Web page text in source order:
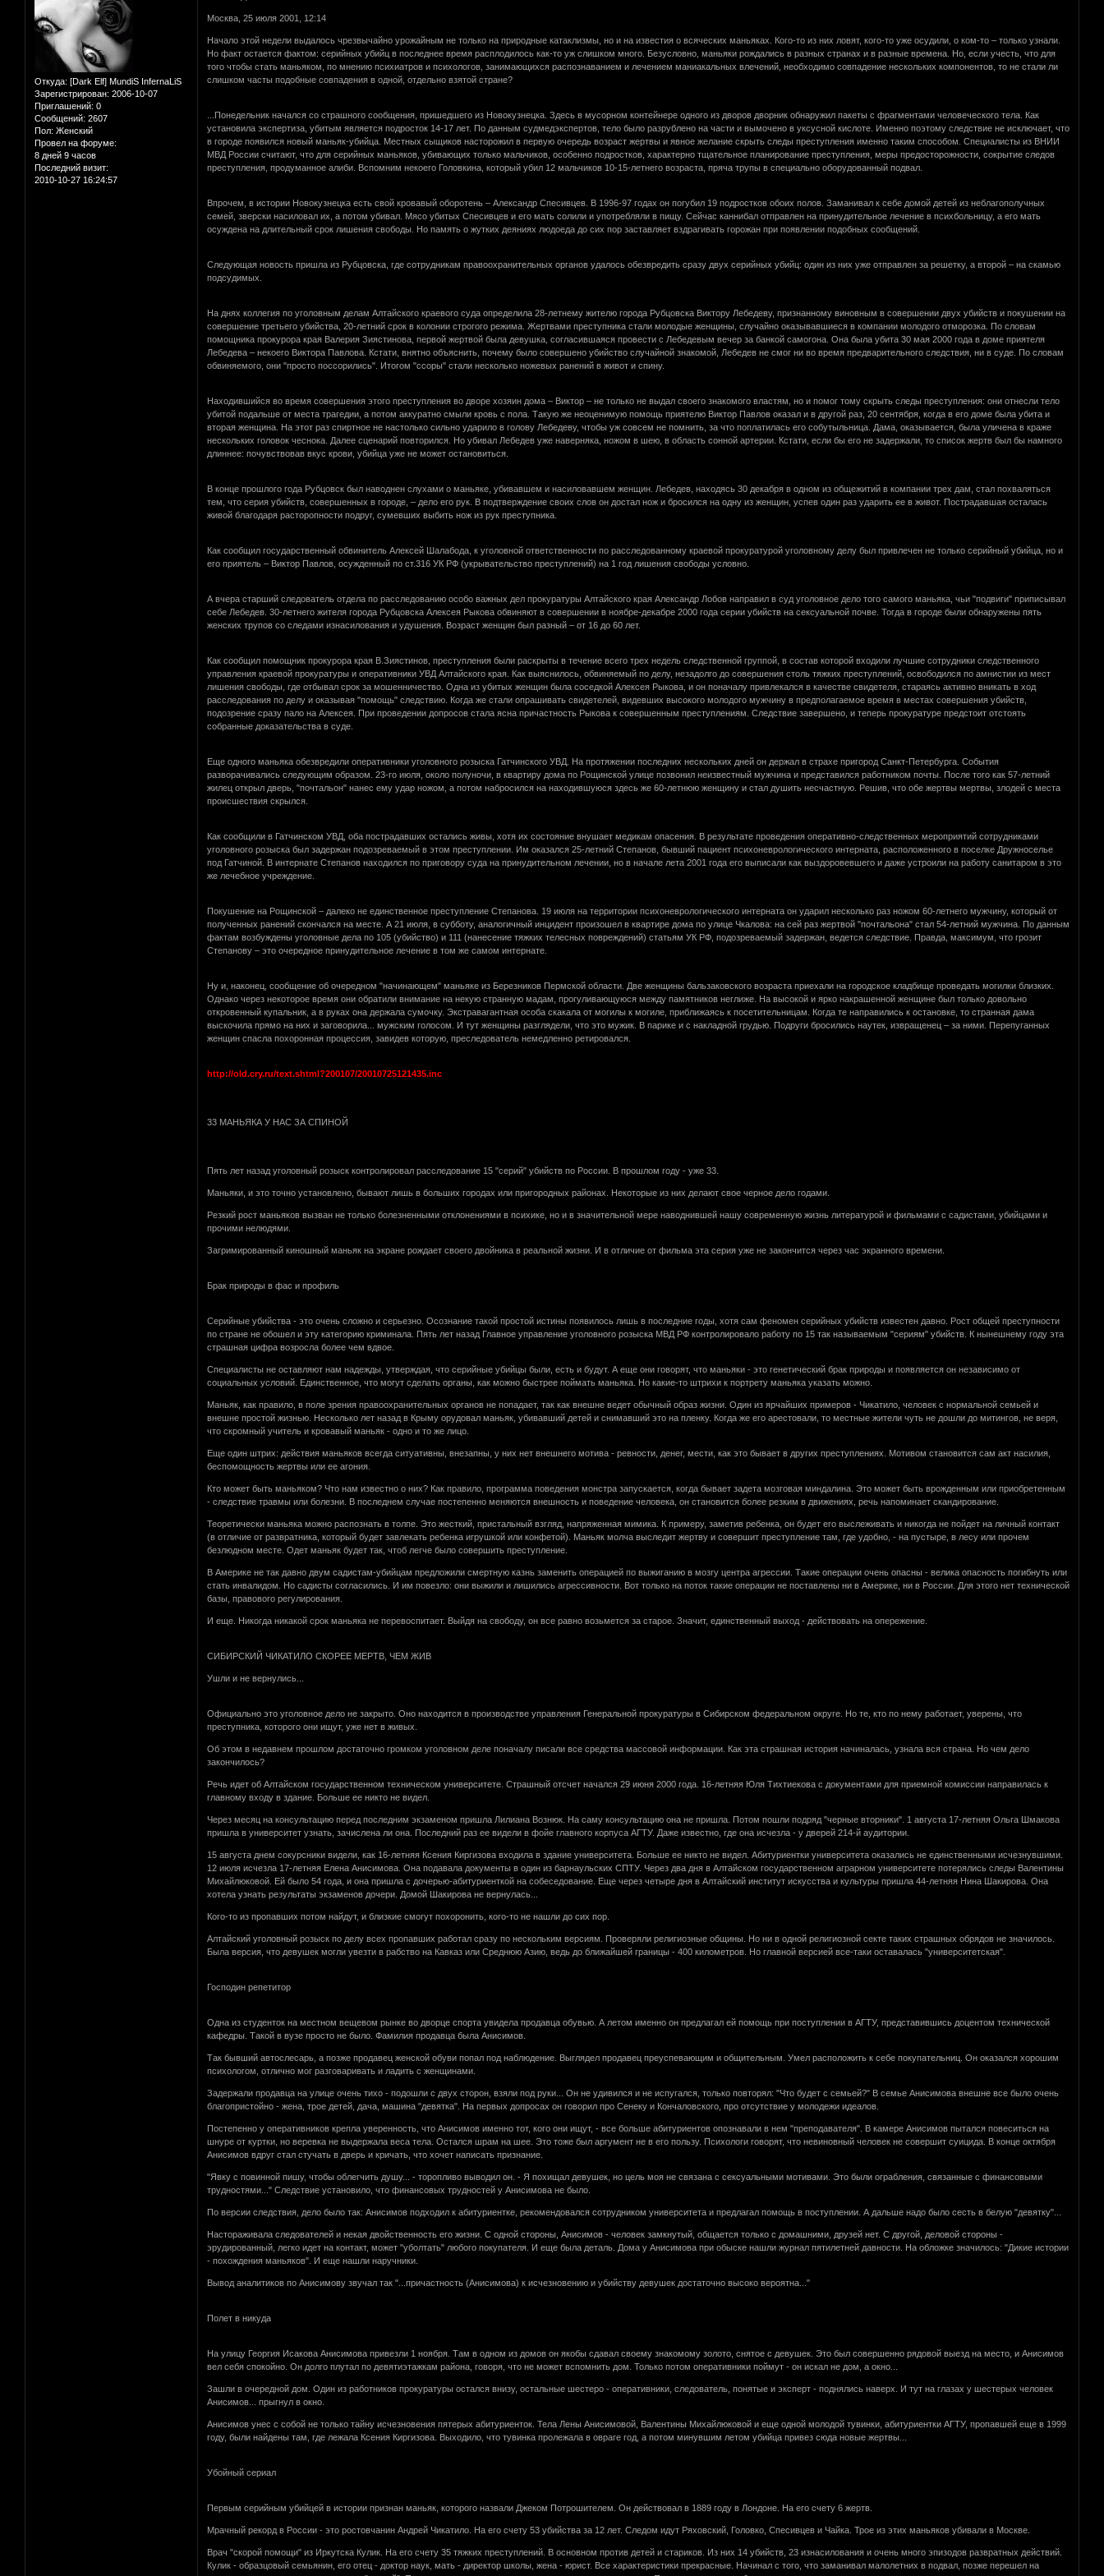
Откуда: [Dark Elf] MundiS InfernaLiS
Зарегистрирован: 2006-10-07
Приглашений: 0
Сообщений: 2607
Пол: Женский
Провел на форуме:
8 дней 9 часов
Последний визит:
2010-10-27 16:24:57
Москва, 25 июля 2001, 12:14
Начало этой недели выдалось чрезвычайно урожайным не только на природные катаклизмы, но и на известия о всяческих маньяках. Кого-то из них ловят, кого-то уже осудили, о ком-то – только узнали.
Но факт остается фактом: серийных убийц в последнее время расплодилось как-то уж слишком много. Безусловно, маньяки рождались в разных странах и в разные времена. Но, если учесть, что для
того чтобы стать маньяком, по мнению психиатров и психологов, занимающихся распознаванием и лечением маниакальных влечений, необходимо совпадение нескольких компонентов, то не стали ли
слишком часты подобные совпадения в одной, отдельно взятой стране?
...Понедельник начался со страшного сообщения, пришедшего из Новокузнецка. Здесь в мусорном контейнере одного из дворов дворник обнаружил пакеты с фрагментами человеческого тела. Как
установила экспертиза, убитым является подросток 14-17 лет. По данным судмедэкспертов, тело было разрублено на части и вымочено в уксусной кислоте. Именно поэтому следствие не исключает, что
в городе появился новый маньяк-убийца. Местных сыщиков насторожил в первую очередь возраст жертвы и явное желание скрыть следы преступления именно таким способом. Специалисты из ВНИИ
МВД России считают, что для серийных маньяков, убивающих только мальчиков, особенно подростков, характерно тщательное планирование преступления, меры предосторожности, сокрытие следов
преступления, продуманное алиби. Вспомним некоего Головкина, который убил 12 мальчиков 10-15-летнего возраста, пряча трупы в специально оборудованный подвал.
Впрочем, в истории Новокузнецка есть свой кровавый оборотень – Александр Спесивцев. В 1996-97 годах он погубил 19 подростков обоих полов. Заманивал к себе домой детей из неблагополучных
семей, зверски насиловал их, а потом убивал. Мясо убитых Спесивцев и его мать солили и употребляли в пищу. Сейчас каннибал отправлен на принудительное лечение в психбольницу, а его мать
осуждена на длительный срок лишения свободы. Но память о жутких деяниях людоеда до сих пор заставляет вздрагивать горожан при появлении подобных сообщений.
Следующая новость пришла из Рубцовска, где сотрудникам правоохранительных органов удалось обезвредить сразу двух серийных убийц: один из них уже отправлен за решетку, а второй – на скамью
подсудимых.
На днях коллегия по уголовным делам Алтайского краевого суда определила 28-летнему жителю города Рубцовска Виктору Лебедеву, признанному виновным в совершении двух убийств и покушении на
совершение третьего убийства, 20-летний срок в колонии строгого режима. Жертвами преступника стали молодые женщины, случайно оказывавшиеся в компании молодого отморозка. По словам
помощника прокурора края Валерия Зиястинова, первой жертвой была девушка, согласившаяся провести с Лебедевым вечер за банкой самогона. Она была убита 30 мая 2000 года в доме приятеля
Лебедева – некоего Виктора Павлова. Кстати, внятно объяснить, почему было совершено убийство случайной знакомой, Лебедев не смог ни во время предварительного следствия, ни в суде. По словам
обвиняемого, они "просто поссорились". Итогом "ссоры" стали несколько ножевых ранений в живот и спину.
Находившийся во время совершения этого преступления во дворе хозяин дома – Виктор – не только не выдал своего знакомого властям, но и помог тому скрыть следы преступления: они отнесли тело
убитой подальше от места трагедии, а потом аккуратно смыли кровь с пола. Такую же неоценимую помощь приятелю Виктор Павлов оказал и в другой раз, 20 сентября, когда в его доме была убита и
вторая женщина. На этот раз спиртное не настолько сильно ударило в голову Лебедеву, чтобы уж совсем не помнить, за что поплатилась его собутыльница. Дама, оказывается, была уличена в краже
нескольких головок чеснока. Далее сценарий повторился. Но убивал Лебедев уже наверняка, ножом в шею, в область сонной артерии. Кстати, если бы его не задержали, то список жертв был бы намного
длиннее: почувствовав вкус крови, убийца уже не может остановиться.
В конце прошлого года Рубцовск был наводнен слухами о маньяке, убивавшем и насиловавшем женщин. Лебедев, находясь 30 декабря в одном из общежитий в компании трех дам, стал похваляться
тем, что серия убийств, совершенных в городе, – дело его рук. В подтверждение своих слов он достал нож и бросился на одну из женщин, успев один раз ударить ее в живот. Пострадавшая осталась
живой благодаря расторопности подруг, сумевших выбить нож из рук преступника.
Как сообщил государственный обвинитель Алексей Шалабода, к уголовной ответственности по расследованному краевой прокуратурой уголовному делу был привлечен не только серийный убийца, но и
его приятель – Виктор Павлов, осужденный по ст.316 УК РФ (укрывательство преступлений) на 1 год лишения свободы условно.
А вчера старший следователь отдела по расследованию особо важных дел прокуратуры Алтайского края Александр Лобов направил в суд уголовное дело того самого маньяка, чьи "подвиги" приписывал
себе Лебедев. 30-летнего жителя города Рубцовска Алексея Рыкова обвиняют в совершении в ноябре-декабре 2000 года серии убийств на сексуальной почве. Тогда в городе были обнаружены пять
женских трупов со следами изнасилования и удушения. Возраст женщин был разный – от 16 до 60 лет.
Как сообщил помощник прокурора края В.Зиястинов, преступления были раскрыты в течение всего трех недель следственной группой, в состав которой входили лучшие сотрудники следственного
управления краевой прокуратуры и оперативники УВД Алтайского края. Как выяснилось, обвиняемый по делу, незадолго до совершения столь тяжких преступлений, освободился по амнистии из мест
лишения свободы, где отбывал срок за мошенничество. Одна из убитых женщин была соседкой Алексея Рыкова, и он поначалу привлекался в качестве свидетеля, стараясь активно вникать в ход
расследования по делу и оказывая "помощь" следствию. Когда же стали опрашивать свидетелей, видевших высокого молодого мужчину в предполагаемое время в местах совершения убийств,
подозрение сразу пало на Алексея. При проведении допросов стала ясна причастность Рыкова к совершенным преступлениям. Следствие завершено, и теперь прокуратуре предстоит отстоять
собранные доказательства в суде.
Еще одного маньяка обезвредили оперативники уголовного розыска Гатчинского УВД. На протяжении последних нескольких дней он держал в страхе пригород Санкт-Петербурга. События
разворачивались следующим образом. 23-го июля, около полуночи, в квартиру дома по Рощинской улице позвонил неизвестный мужчина и представился работником почты. После того как 57-летний
жилец открыл дверь, "почтальон" нанес ему удар ножом, а потом набросился на находившуюся здесь же 60-летнюю женщину и стал душить несчастную. Решив, что обе жертвы мертвы, злодей с места
происшествия скрылся.
Как сообщили в Гатчинском УВД, оба пострадавших остались живы, хотя их состояние внушает медикам опасения. В результате проведения оперативно-следственных мероприятий сотрудниками
уголовного розыска был задержан подозреваемый в этом преступлении. Им оказался 25-летний Степанов, бывший пациент психоневрологического интерната, расположенного в поселке Дружноселье
под Гатчиной. В интернате Степанов находился по приговору суда на принудительном лечении, но в начале лета 2001 года его выписали как выздоровевшего и даже устроили на работу санитаром в это
же лечебное учреждение.
Покушение на Рощинской – далеко не единственное преступление Степанова. 19 июля на территории психоневрологического интерната он ударил несколько раз ножом 60-летнего мужчину, который от
полученных ранений скончался на месте. А 21 июля, в субботу, аналогичный инцидент произошел в квартире дома по улице Чкалова: на сей раз жертвой "почтальона" стал 54-летний мужчина. По данным
фактам возбуждены уголовные дела по 105 (убийство) и 111 (нанесение тяжких телесных повреждений) статьям УК РФ, подозреваемый задержан, ведется следствие. Правда, максимум, что грозит
Степанову – это очередное принудительное лечение в том же самом интернате.
Ну и, наконец, сообщение об очередном "начинающем" маньяке из Березников Пермской области. Две женщины бальзаковского возраста приехали на городское кладбище проведать могилки близких.
Однако через некоторое время они обратили внимание на некую странную мадам, прогуливающуюся между памятников неглиже. На высокой и ярко накрашенной женщине был только довольно
откровенный купальник, а в руках она держала сумочку. Экстравагантная особа скакала от могилы к могиле, приближаясь к посетительницам. Когда те направились к остановке, то странная дама
выскочила прямо на них и заговорила... мужским голосом. И тут женщины разглядели, что это мужик. В парике и с накладной грудью. Подруги бросились наутек, извращенец – за ними. Перепуганных
женщин спасла похоронная процессия, завидев которую, преследователь немедленно ретировался.
http://old.cry.ru/text.shtml?200107/20010725121435.inc
33 МАНЬЯКА У НАС ЗА СПИНОЙ
Пять лет назад уголовный розыск контролировал расследование 15 "серий" убийств по России. В прошлом году - уже 33.
Маньяки, и это точно установлено, бывают лишь в больших городах или пригородных районах. Некоторые из них делают свое черное дело годами.
Резкий рост маньяков вызван не только болезненными отклонениями в психике, но и в значительной мере наводнившей нашу современную жизнь литературой и фильмами с садистами, убийцами и
прочими нелюдями.
Загримированный киношный маньяк на экране рождает своего двойника в реальной жизни. И в отличие от фильма эта серия уже не закончится через час экранного времени.
Брак природы в фас и профиль
Серийные убийства - это очень сложно и серьезно. Осознание такой простой истины появилось лишь в последние годы, хотя сам феномен серийных убийств известен давно. Рост общей преступности
по стране не обошел и эту категорию криминала. Пять лет назад Главное управление уголовного розыска МВД РФ контролировало работу по 15 так называемым "сериям" убийств. К нынешнему году эта
страшная цифра возросла более чем вдвое.
Специалисты не оставляют нам надежды, утверждая, что серийные убийцы были, есть и будут. А еще они говорят, что маньяки - это генетический брак природы и появляется он независимо от
социальных условий. Единственное, что могут сделать органы, как можно быстрее поймать маньяка. Но какие-то штрихи к портрету маньяка указать можно.
Маньяк, как правило, в поле зрения правоохранительных органов не попадает, так как внешне ведет обычный образ жизни. Один из ярчайших примеров - Чикатило, человек с нормальной семьей и
внешне простой жизнью. Несколько лет назад в Крыму орудовал маньяк, убивавший детей и снимавший это на пленку. Когда же его арестовали, то местные жители чуть не дошли до митингов, не веря,
что скромный учитель и кровавый маньяк - одно и то же лицо.
Еще один штрих: действия маньяков всегда ситуативны, внезапны, у них нет внешнего мотива - ревности, денег, мести, как это бывает в других преступлениях. Мотивом становится сам акт насилия,
беспомощность жертвы или ее агония.
Кто может быть маньяком? Что нам известно о них? Как правило, программа поведения монстра запускается, когда бывает задета мозговая миндалина. Это может быть врожденным или приобретенным
- следствие травмы или болезни. В последнем случае постепенно меняются внешность и поведение человека, он становится более резким в движениях, речь напоминает скандирование.
Теоретически маньяка можно распознать в толпе. Это жесткий, пристальный взгляд, напряженная мимика. К примеру, заметив ребенка, он будет его выслеживать и никогда не пойдет на личный контакт
(в отличие от развратника, который будет завлекать ребенка игрушкой или конфетой). Маньяк молча выследит жертву и совершит преступление там, где удобно, - на пустыре, в лесу или прочем
безлюдном месте. Одет маньяк будет так, чтоб легче было совершить преступление.
В Америке не так давно двум садистам-убийцам предложили смертную казнь заменить операцией по выжиганию в мозгу центра агрессии. Такие операции очень опасны - велика опасность погибнуть или
стать инвалидом. Но садисты согласились. И им повезло: они выжили и лишились агрессивности. Вот только на поток такие операции не поставлены ни в Америке, ни в России. Для этого нет технической
базы, правового регулирования.
И еще. Никогда никакой срок маньяка не перевоспитает. Выйдя на свободу, он все равно возьмется за старое. Значит, единственный выход - действовать на опережение.
СИБИРСКИЙ ЧИКАТИЛО СКОРЕЕ МЕРТВ, ЧЕМ ЖИВ
Ушли и не вернулись...
Официально это уголовное дело не закрыто. Оно находится в производстве управления Генеральной прокуратуры в Сибирском федеральном округе. Но те, кто по нему работает, уверены, что
преступника, которого они ищут, уже нет в живых.
Об этом в недавнем прошлом достаточно громком уголовном деле поначалу писали все средства массовой информации. Как эта страшная история начиналась, узнала вся страна. Но чем дело
закончилось?
Речь идет об Алтайском государственном техническом университете. Страшный отсчет начался 29 июня 2000 года. 16-летняя Юля Тихтиекова с документами для приемной комиссии направилась к
главному входу в здание. Больше ее никто не видел.
Через месяц на консультацию перед последним экзаменом пришла Лилиана Вознюк. На саму консультацию она не пришла. Потом пошли подряд "черные вторники". 1 августа 17-летняя Ольга Шмакова
пришла в университет узнать, зачислена ли она. Последний раз ее видели в фойе главного корпуса АГТУ. Даже известно, где она исчезла - у дверей 214-й аудитории.
15 августа днем сокурсники видели, как 16-летняя Ксения Киргизова входила в здание университета. Больше ее никто не видел. Абитуриентки университета оказались не единственными исчезнувшими.
12 июля исчезла 17-летняя Елена Анисимова. Она подавала документы в один из барнаульских СПТУ. Через два дня в Алтайском государственном аграрном университете потерялись следы Валентины
Михайлюковой. Ей было 54 года, и она пришла с дочерью-абитуриенткой на собеседование. Еще через четыре дня в Алтайский институт искусства и культуры пришла 44-летняя Нина Шакирова. Она
хотела узнать результаты экзаменов дочери. Домой Шакирова не вернулась...
Кого-то из пропавших потом найдут, и близкие смогут похоронить, кого-то не нашли до сих пор.
Алтайский уголовный розыск по делу всех пропавших работал сразу по нескольким версиям. Проверяли религиозные общины. Но ни в одной религиозной секте таких страшных обрядов не значилось.
Была версия, что девушек могли увезти в рабство на Кавказ или Среднюю Азию, ведь до ближайшей границы - 400 километров. Но главной версией все-таки оставалась "университетская".
Господин репетитор
Одна из студенток на местном вещевом рынке во дворце спорта увидела продавца обувью. А летом именно он предлагал ей помощь при поступлении в АГТУ, представившись доцентом технической
кафедры. Такой в вузе просто не было. Фамилия продавца была Анисимов.
Так бывший автослесарь, а позже продавец женской обуви попал под наблюдение. Выглядел продавец преуспевающим и общительным. Умел расположить к себе покупательниц. Он оказался хорошим
психологом, отлично мог разговаривать и ладить с женщинами.
Задержали продавца на улице очень тихо - подошли с двух сторон, взяли под руки... Он не удивился и не испугался, только повторял: "Что будет с семьей?" В семье Анисимова внешне все было очень
благопристойно - жена, трое детей, дача, машина "девятка". На первых допросах он говорил про Сенеку и Кончаловского, про отсутствие у молодежи идеалов.
Постепенно у оперативников крепла уверенность, что Анисимов именно тот, кого они ищут, - все больше абитуриентов опознавали в нем "преподавателя". В камере Анисимов пытался повеситься на
шнуре от куртки, но веревка не выдержала веса тела. Остался шрам на шее. Это тоже был аргумент не в его пользу. Психологи говорят, что невиновный человек не совершит суицида. В конце октября
Анисимов вдруг стал стучать в дверь и кричать, что хочет написать признание.
"Явку с повинной пишу, чтобы облегчить душу... - торопливо выводил он. - Я похищал девушек, но цель моя не связана с сексуальными мотивами. Это были ограбления, связанные с финансовыми
трудностями..." Следствие установило, что финансовых трудностей у Анисимова не было.
По версии следствия, дело было так: Анисимов подходил к абитуриентке, рекомендовался сотрудником университета и предлагал помощь в поступлении. А дальше надо было сесть в белую "девятку"...
Настораживала следователей и некая двойственность его жизни. С одной стороны, Анисимов - человек замкнутый, общается только с домашними, друзей нет. С другой, деловой стороны -
эрудированный, легко идет на контакт, может "уболтать" любого покупателя. И еще была деталь. Дома у Анисимова при обыске нашли журнал пятилетней давности. На обложке значилось: "Дикие истории
- похождения маньяков". И еще нашли наручники.
Вывод аналитиков по Анисимову звучал так "...причастность (Анисимова) к исчезновению и убийству девушек достаточно высоко вероятна..."
Полет в никуда
На улицу Георгия Исакова Анисимова привезли 1 ноября. Там в одном из домов он якобы сдавал своему знакомому золото, снятое с девушек. Это был совершенно рядовой выезд на место, и Анисимов
вел себя спокойно. Он долго плутал по девятиэтажкам района, говоря, что не может вспомнить дом. Только потом оперативники поймут - он искал не дом, а окно...
Зашли в очередной дом. Один из работников прокуратуры остался внизу, остальные шестеро - оперативники, следователь, понятые и эксперт - поднялись наверх. И тут на глазах у шестерых человек
Анисимов... прыгнул в окно.
Анисимов унес с собой не только тайну исчезновения пятерых абитуриенток. Тела Лены Анисимовой, Валентины Михайлюковой и еще одной молодой тувинки, абитуриентки АГТУ, пропавшей еще в 1999
году, были найдены там, где лежала Ксения Киргизова. Выходило, что тувинка пролежала в овраге год, а потом минувшим летом убийца привез сюда новые жертвы...
Убойный сериал
Первым серийным убийцей в истории признан маньяк, которого назвали Джеком Потрошителем. Он действовал в 1889 году в Лондоне. На его счету 6 жертв.
Мрачный рекорд в России - это ростовчанин Андрей Чикатило. На его счету 53 убийства за 12 лет. Следом идут Ряховский, Головко, Спесивцев и Чайка. Трое из этих маньяков убивали в Москве.
Врач "скорой помощи" из Иркутска Кулик. На его счету 35 тяжких преступлений. В основном против детей и стариков. Из них 14 убийств, 23 изнасилования и очень много эпизодов развратных действий.
Кулик - образцовый семьянин, его отец - доктор наук, мать - директор школы, жена - юрист. Все характеристики прекрасные. Начинал с того, что заманивал малолетних в подвал, позже перешел на